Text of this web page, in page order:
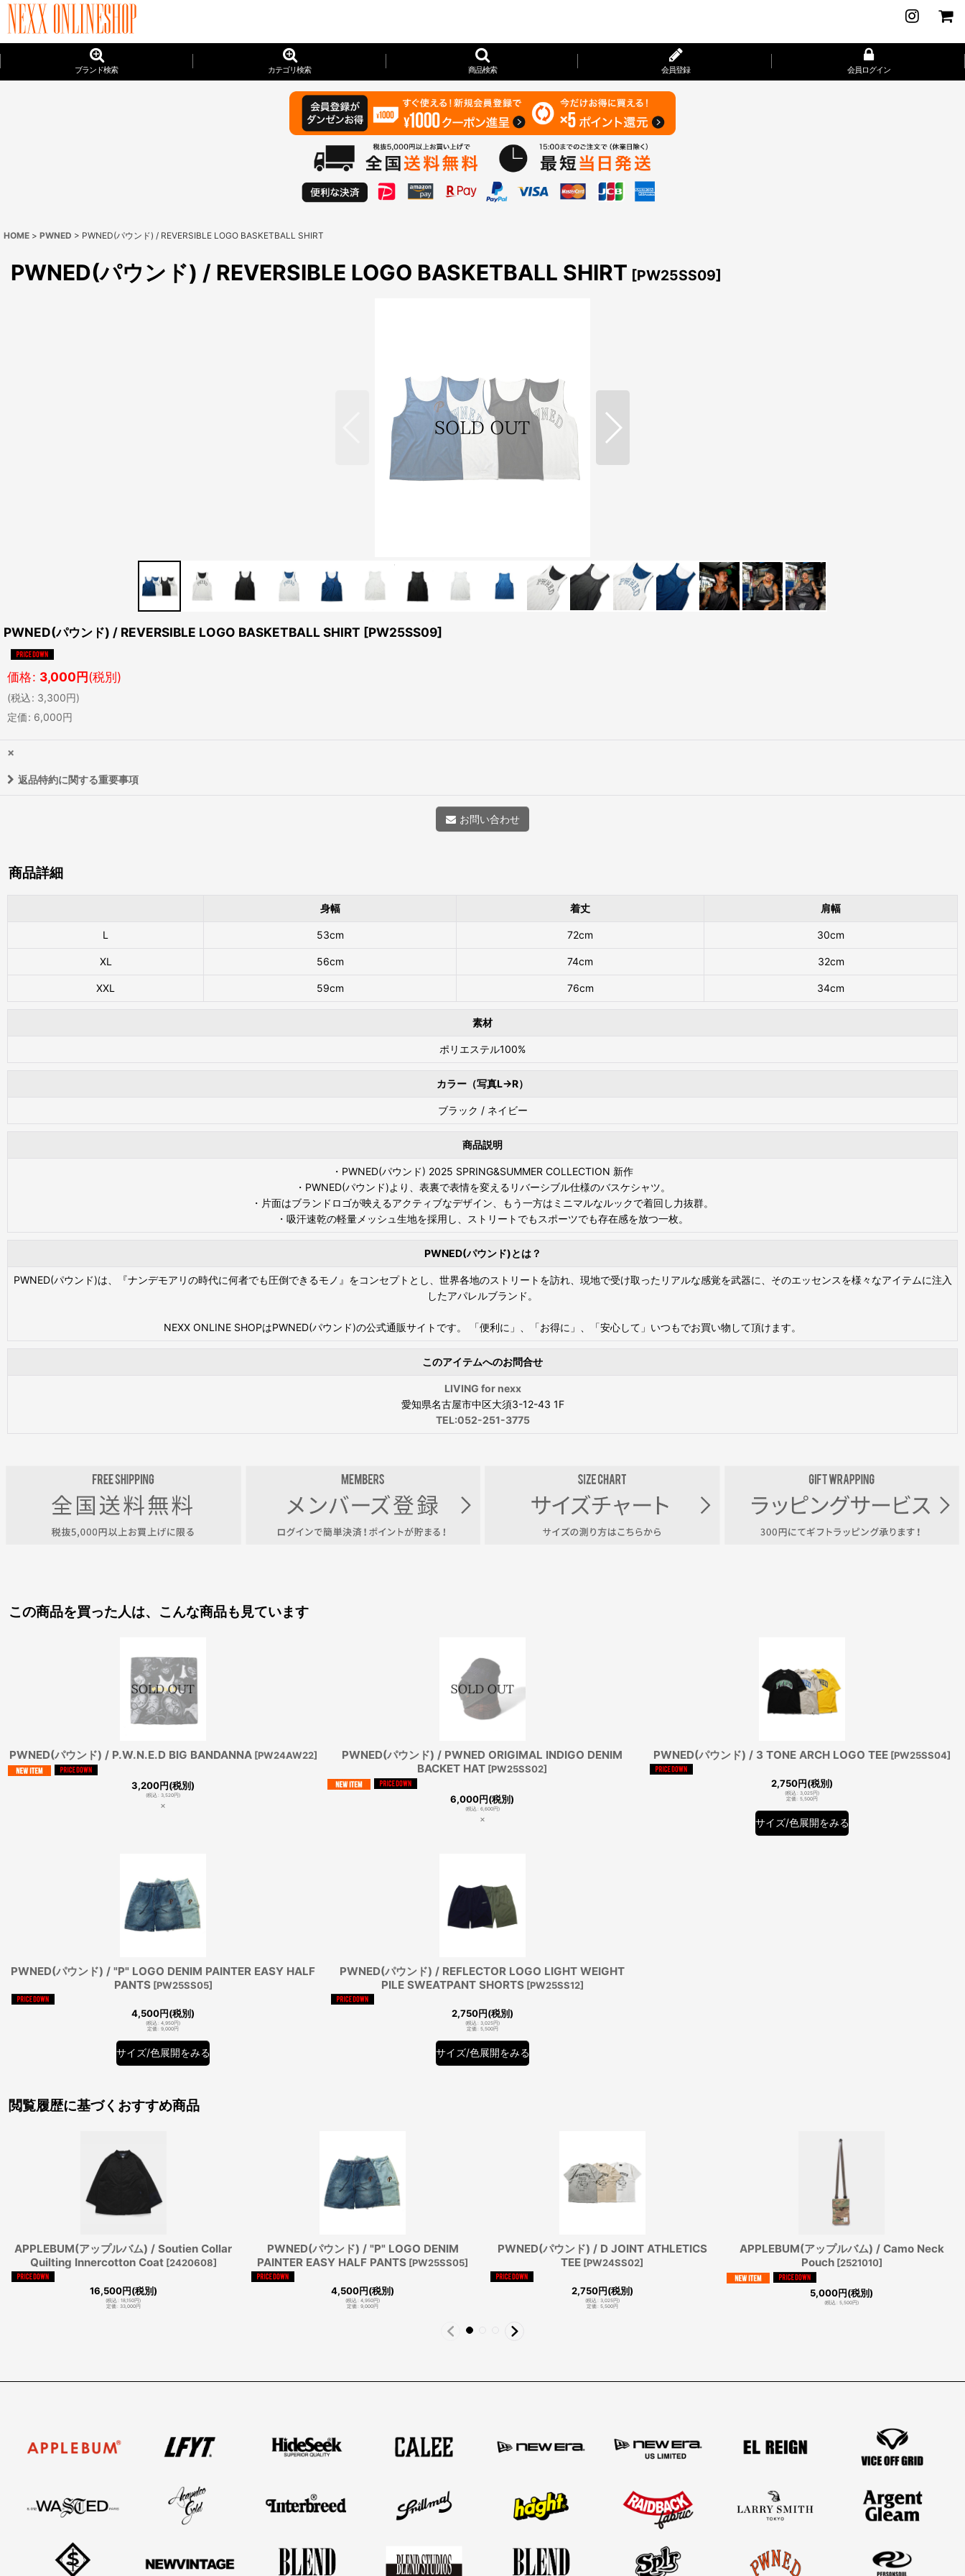
ブランド検索 カテゴリ検索 商品検索 会員登録 会員ログイン
HOME > PWNED > PWNED(パウンド) / REVERSIBLE LOGO BASKETBALL SHIRT
PWNED(パウンド) / REVERSIBLE LOGO BASKETBALL SHIRT [PW25SS09]
PWNED(パウンド) / REVERSIBLE LOGO BASKETBALL SHIRT [PW25SS09]
価格: 3,000円(税別)
(税込: 3,300円)
定価: 6,000円
×
返品特約に関する重要事項
お問い合わせ
商品詳細
身幅 着丈 肩幅
L 53cm 72cm 30cm
XL 56cm 74cm 32cm
XXL 59cm 76cm 34cm
素材
ポリエステル100%
カラー（写真L→R）
ブラック / ネイビー
商品説明
・PWNED(パウンド) 2025 SPRING&SUMMER COLLECTION 新作
・PWNED(パウンド)より、表裏で表情を変えるリバーシブル仕様のバスケシャツ。
・片面はブランドロゴが映えるアクティブなデザイン、もう一方はミニマルなルックで着回し力抜群。
・吸汗速乾の軽量メッシュ生地を採用し、ストリートでもスポーツでも存在感を放つ一枚。
PWNED(パウンド)とは？
PWNED(パウンド)は、『ナンデモアリの時代に何者でも圧倒できるモノ』をコンセプトとし、世界各地のストリートを訪れ、現地で受け取ったリアルな感覚を武器に、そのエッセンスを様々なアイテムに注入
したアパレルブランド。
NEXX ONLINE SHOPはPWNED(パウンド)の公式通販サイトです。 「便利に」、「お得に」、「安心して」いつもでお買い物して頂けます。
このアイテムへのお問合せ
LIVING for nexx
愛知県名古屋市中区大須3-12-43 1F
TEL:052-251-3775
この商品を買った人は、こんな商品も見ています
PWNED(パウンド) / P.W.N.E.D BIG BANDANNA [PW24AW22]
3,200円(税別)
(税込: 3,520円)
×
PWNED(パウンド) / PWNED ORIGIMAL INDIGO DENIM
BACKET HAT [PW25SS02]
6,000円(税別)
(税込: 6,600円)
×
PWNED(パウンド) / 3 TONE ARCH LOGO TEE [PW25SS04]
2,750円(税別)
(税込: 3,025円)
定価 : 5,500円
サイズ/色展開をみる
PWNED(パウンド) / "P" LOGO DENIM PAINTER EASY HALF
PANTS [PW25SS05]
4,500円(税別)
(税込: 4,950円)
定価 : 9,000円
サイズ/色展開をみる
PWNED(パウンド) / REFLECTOR LOGO LIGHT WEIGHT
PILE SWEATPANT SHORTS [PW25SS12]
2,750円(税別)
(税込: 3,025円)
定価 : 5,500円
サイズ/色展開をみる
閲覧履歴に基づくおすすめ商品
APPLEBUM(アップルバム) / Soutien Collar
Quilting Innercotton Coat [2420608]
16,500円(税別)
(税込: 18,150円)
定価 : 33,000円
PWNED(パウンド) / "P" LOGO DENIM
PAINTER EASY HALF PANTS [PW25SS05]
4,500円(税別)
(税込: 4,950円)
定価 : 9,000円
PWNED(パウンド) / D JOINT ATHLETICS
TEE [PW24SS02]
2,750円(税別)
(税込: 3,025円)
定価 : 5,500円
APPLEBUM(アップルバム) / Camo Neck
Pouch [2521010]
5,000円(税別)
(税込: 5,500円)